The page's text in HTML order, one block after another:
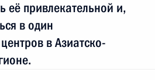
её привлекательной и,
в один
в Азиатско-